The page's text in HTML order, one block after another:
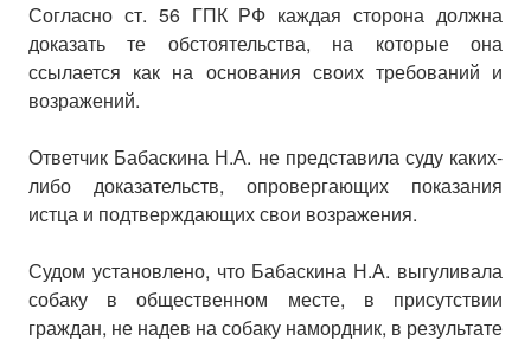
Согласно ст. 56 ГПК РФ каждая сторона должна
доказать те обстоятельства, на которые она
ссылается как на основания своих требований и
возражений.
Ответчик Бабаскина Н.А. не представила суду каких-
либо доказательств, опровергающих показания
истца и подтверждающих свои возражения.
Судом установлено, что Бабаскина Н.А. выгуливала
собаку в общественном месте, в присутствии
граждан, не надев на собаку намордник, в результате